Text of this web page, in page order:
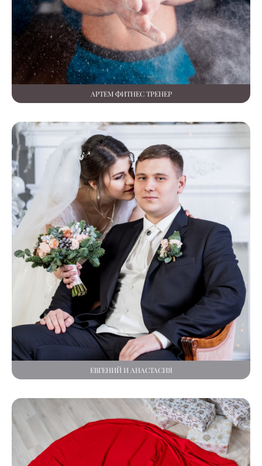
АРТЕМ ФИТНЕС ТРЕНЕР
ЕВГЕНИЙ И АНАСТАСИЯ